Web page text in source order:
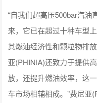
“自我们超高压500bar汽油
来，它已在超过十种车型
其燃油经济性和颗粒物排
亚(PHINIA)还致力于提供
放，还提升燃油效率，这
车市场相辅相成。”费尼亚